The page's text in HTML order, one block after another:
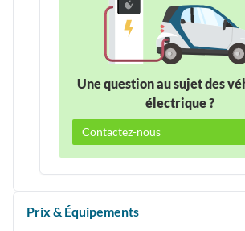
Une question au sujet des
électrique ?
Contactez-nous
Prix & Équipements